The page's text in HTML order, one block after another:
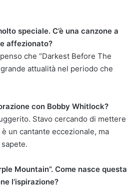
speciale. C’è una canzone a
affezionato?
che “Darkest Before The
attualità nel periodo che
con Bobby Whitlock?
Stavo cercando di mettere
un cantante eccezionale, ma
Mountain”. Come nasce questa
l’ispirazione?